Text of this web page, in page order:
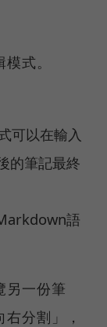
式。
可以在輸入
的筆記最終
語
另一份筆
分割」，